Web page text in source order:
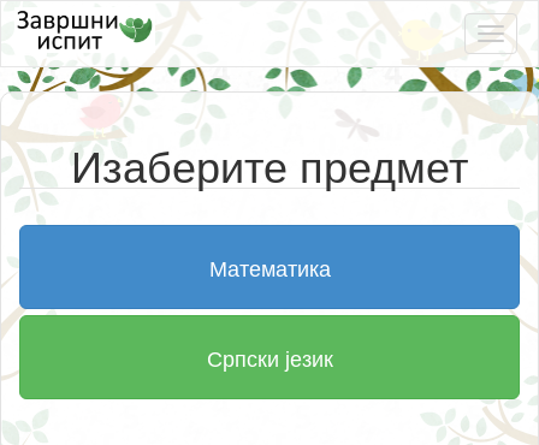
Изаберите предмет
Математика
Српски језик